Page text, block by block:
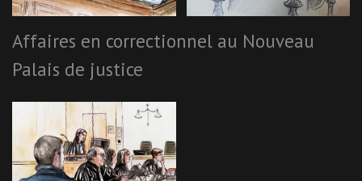
Affaires en correctionnel au Nouveau
Palais de justice